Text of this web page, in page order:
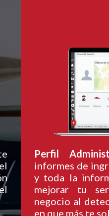
te ofrece
Perfil
informes de
y toda la
mejorar tu
negocio al
en que más te